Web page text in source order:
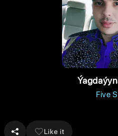
Five
Like it